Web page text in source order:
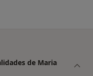
de Maria